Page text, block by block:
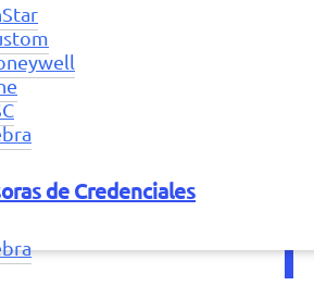
de Credenciales